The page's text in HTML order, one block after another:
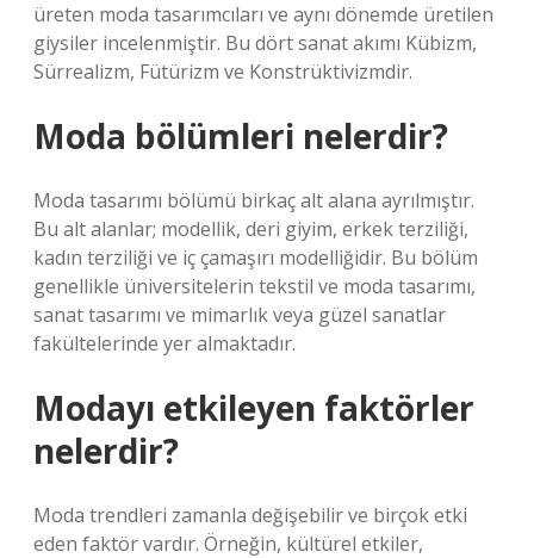
üreten moda tasarımcıları ve aynı dönemde üretilen
giysiler incelenmiştir. Bu dört sanat akımı Kübizm,
Sürrealizm, Fütürizm ve Konstrüktivizmdir.
Moda bölümleri nelerdir?
Moda tasarımı bölümü birkaç alt alana ayrılmıştır.
Bu alt alanlar; modellik, deri giyim, erkek terziliği,
kadın terziliği ve iç çamaşırı modelliğidir. Bu bölüm
genellikle üniversitelerin tekstil ve moda tasarımı,
sanat tasarımı ve mimarlık veya güzel sanatlar
fakültelerinde yer almaktadır.
Modayı etkileyen faktörler
nelerdir?
Moda trendleri zamanla değişebilir ve birçok etki
eden faktör vardır. Örneğin, kültürel etkiler,